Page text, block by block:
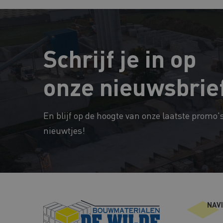
Schrijf je in op
onze
En blijf op de hoogte van onze laatste
nieuwtjes!